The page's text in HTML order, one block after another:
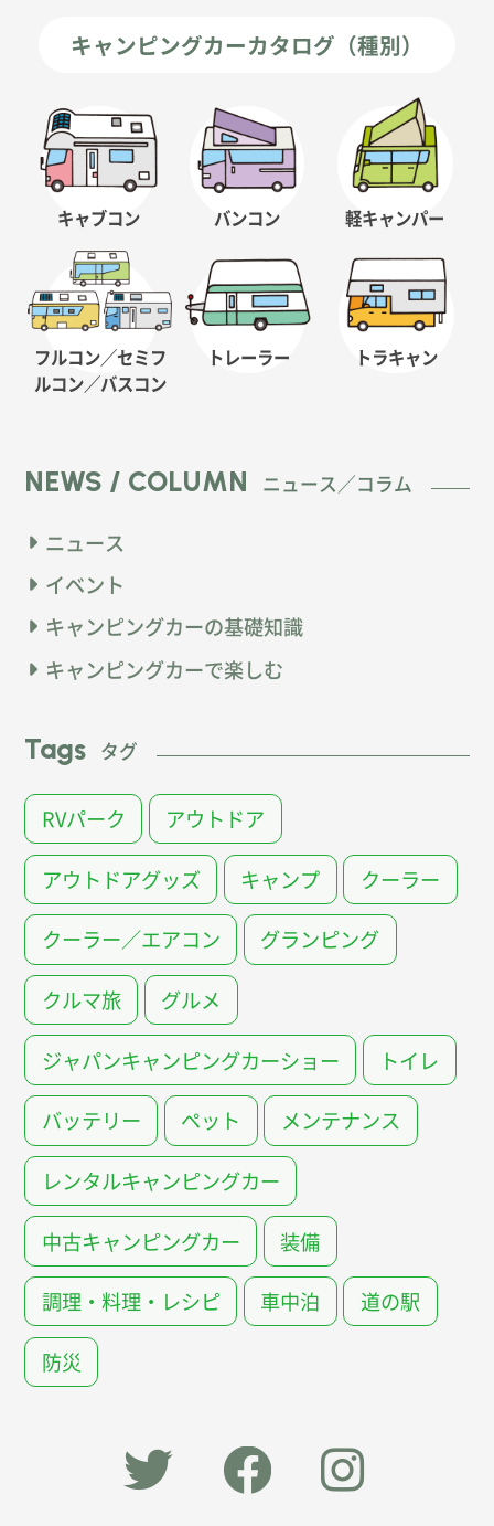
キャンピングカーカタログ（種別）
キャブコン バンコン 軽キャンパー
フルコン／セミフ
ルコン／バスコン
トレーラー トラキャン
NEWS / COLUMN ニュース／コラム
ニュース
イベント
キャンピングカーの基礎知識
キャンピングカーで楽しむ
Tags タグ
RVパーク アウトドア
アウトドアグッズ キャンプ クーラー
クーラー／エアコン グランピング
クルマ旅 グルメ
ジャパンキャンピングカーショー トイレ
バッテリー ペット メンテナンス
レンタルキャンピングカー
中古キャンピングカー 装備
調理・料理・レシピ 車中泊 道の駅
防災